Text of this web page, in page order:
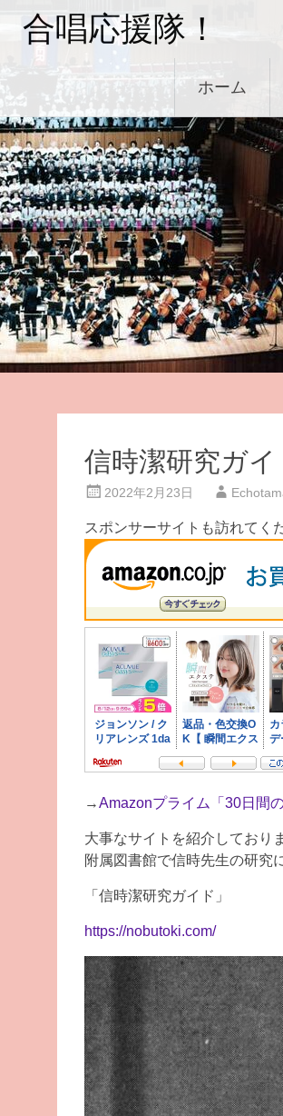
ン
ツ
へ
ス
キ
ッ
プ
合唱応援隊！
ホーム
信時潔研究ガイ
2022年2月23日
スポンサーサイトも訪れてく
→Amazonプライム「30日間
大事なサイトを紹介しており
附属図書館で信時先生の研究
「信時潔研究ガイド」
https://nobutoki.com/